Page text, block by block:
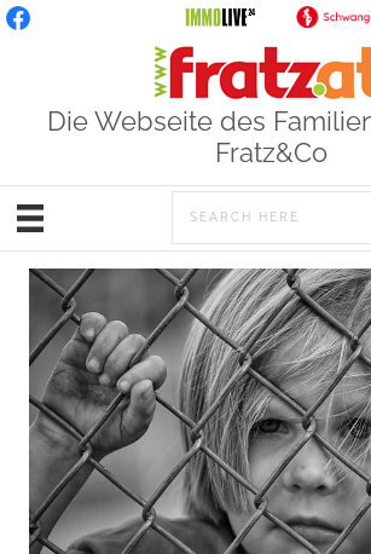
Die Webseite des
Fratz&Co